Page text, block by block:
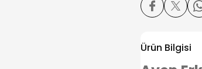
Ürün Bilgisi